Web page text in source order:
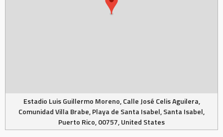
Estadio Luis Guillermo Moreno, Calle José Celis Aguilera,
Comunidad Villa Brabe, Playa de Santa Isabel, Santa Isabel,
Puerto Rico, 00757, United States